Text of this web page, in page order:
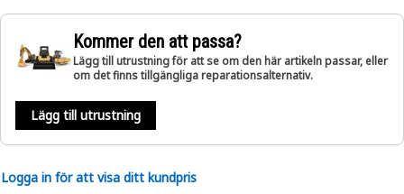
Kommer den att passa?
Lägg till utrustning för att se om den här artikeln passar, eller
om det finns tillgängliga reparationsalternativ.
Lägg till utrustning
Logga in för att visa ditt kundpris